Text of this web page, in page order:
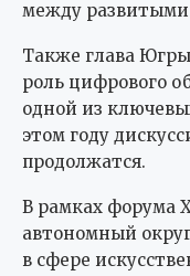
между
Также глава
роль цифрового
одной из
этом году
продолжатся.
В рамках форума
автономный
в сфере